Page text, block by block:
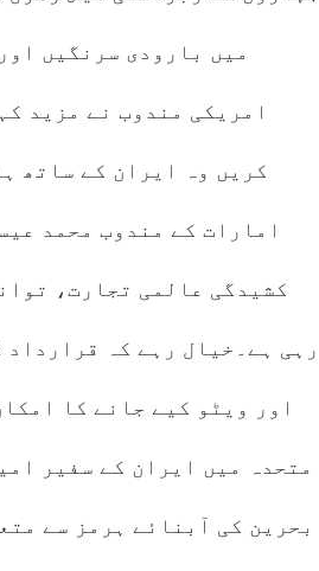
میں بارودی سرنگیں
امریکی مندوب نے مزید
کریں وہ ایران کے ساتھ
امارات کے مندوب محمد
کشیدگی عالمی تجارت،
رہی ہے۔خیال رہے کہ
اور ویٹو کیے جانے کا
متحدہ میں ایران کے سفیر
بحرین کی آبنائے ہرمز سے